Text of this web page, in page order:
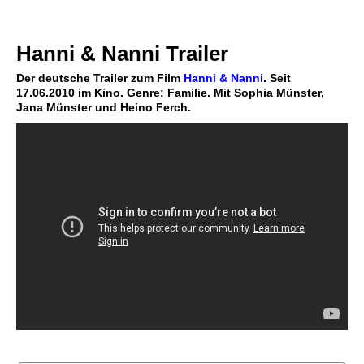
Hanni & Nanni Trailer
Der deutsche Trailer zum Film Hanni & Nanni. Seit
17.06.2010 im Kino. Genre: Familie. Mit Sophia Münster,
Jana Münster und Heino Ferch.